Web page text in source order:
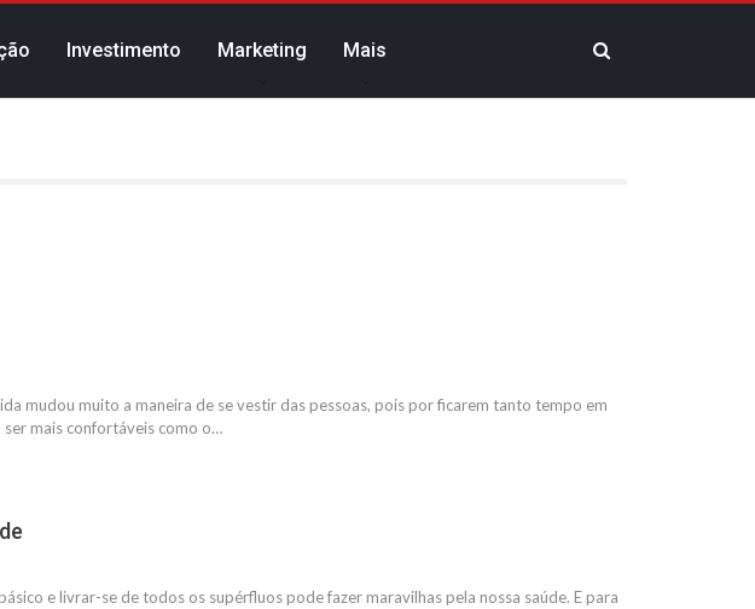
Investimento Marketing Mais
mudou muito a maneira de se vestir das pessoas, pois por ficarem tanto tempo em
ser mais confortáveis como o…
e livrar-se de todos os supérfluos pode fazer maravilhas pela nossa saúde. E para